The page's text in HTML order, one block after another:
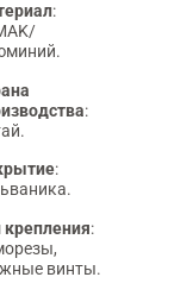
:
:
:
крепления:
винты.